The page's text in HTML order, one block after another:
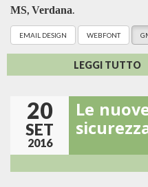
MS, Verdana.
EMAIL DESIGN WEBFONT
LEGGI TUTTO
20
SET
2016
Le